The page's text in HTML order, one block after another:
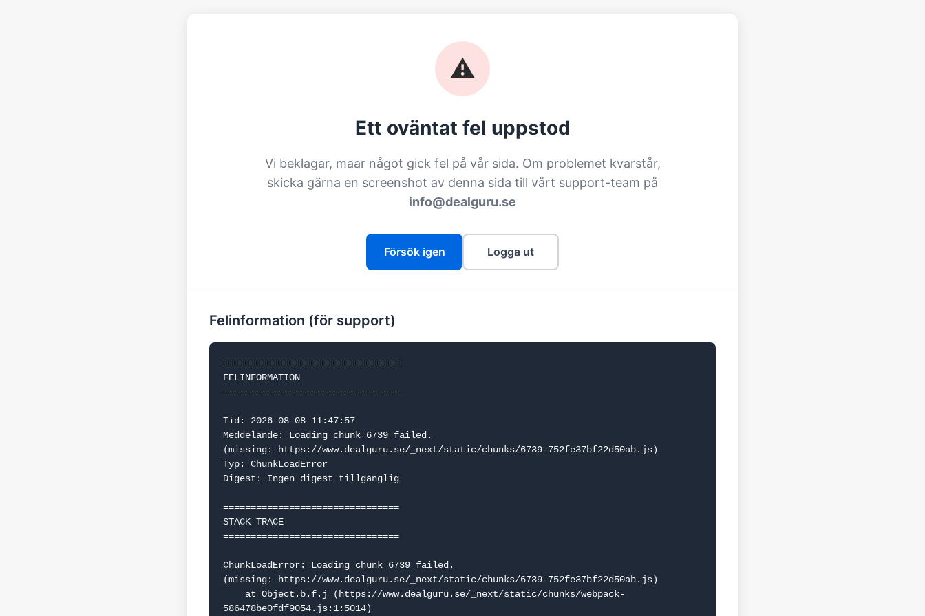
⚠️
Ett oväntat fel uppstod
Vi beklagar, maar något gick fel på vår sida. Om problemet kvarstår,
skicka gärna en screenshot av denna sida till vårt support-team på
info@dealguru.se
Försök igen Logga ut
Felinformation (för support)
================================
FELINFORMATION
================================
Tid: 2026-08-08 11:47:57
Meddelande: Loading chunk 6739 failed.
(missing: https://www.dealguru.se/_next/static/chunks/6739-752fe37bf22d50ab.js)
Typ: ChunkLoadError
Digest: Ingen digest tillgänglig
================================
STACK TRACE
================================
ChunkLoadError: Loading chunk 6739 failed.
(missing: https://www.dealguru.se/_next/static/chunks/6739-752fe37bf22d50ab.js)
586478be0fdf9054.js:1:5014)